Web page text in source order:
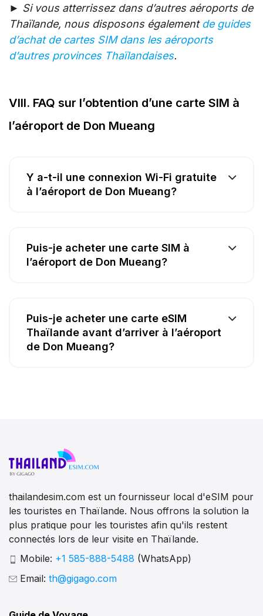
► Si vous atterrissez dans d’autres aéroports de
Thaïlande, nous disposons également de guides
d’achat de cartes SIM dans les aéroports
d’autres provinces Thaïlandaises.
VIII. FAQ sur l’obtention d’une carte SIM à
l’aéroport de Don Mueang
Y a-t-il une connexion Wi-Fi gratuite
à l’aéroport de Don Mueang?
Puis-je acheter une carte SIM à
l’aéroport de Don Mueang?
Puis-je acheter une carte eSIM
Thaïlande avant d’arriver à l’aéroport
de Don Mueang?
thailandesim.com est un fournisseur local d'eSIM pour
les touristes en Thaïlande. Nous offrons la solution la
plus pratique pour les touristes afin qu'ils restent
connectés lors de leur visite en Thaïlande.
Mobile: +1 585-888-5488 (WhatsApp)
Email: th@gigago.com